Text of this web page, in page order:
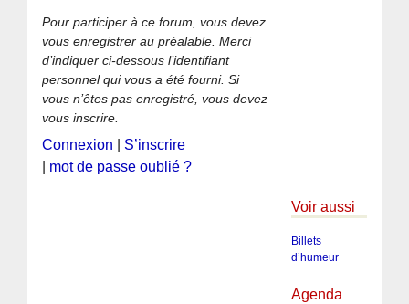
Pour participer à ce forum, vous devez
vous enregistrer au préalable. Merci
d’indiquer ci-dessous l’identifiant
personnel qui vous a été fourni. Si
vous n’êtes pas enregistré, vous devez
vous inscrire.
Connexion
S’inscrire
mot de passe oublié ?
Voir aussi
Billets
d’humeur
Agenda